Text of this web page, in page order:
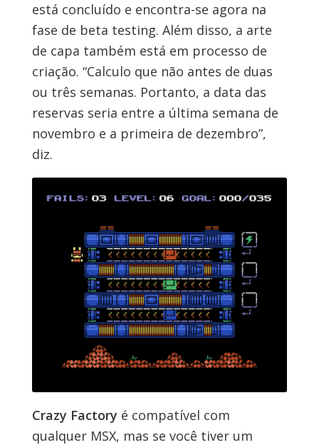
está concluído e encontra-se agora na
fase de beta testing. Além disso, a arte
de capa também está em processo de
criação. “Calculo que não antes de duas
ou três semanas. Portanto, a data das
reservas seria entre a última semana de
novembro e a primeira de dezembro”,
diz.
Crazy Factory é compatível com
qualquer MSX, mas se você tiver um